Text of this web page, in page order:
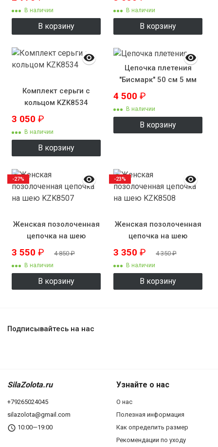
В наличии
В корзину
В наличии
В корзину
Комплект серьги с
кольцом KZK8534
3 050 ₽
В наличии
В корзину
Цепочка плетения
"Бисмарк" 50 см 5 мм
4 500 ₽
В наличии
В корзину
Женская позолоченная
цепочка на шею
KZK8507
3 550 ₽ 4 850₽
В наличии
В корзину
-27%
Женская позолоченная
цепочка на шею
KZK8508
3 350 ₽ 4 350₽
В наличии
В корзину
-23%
Подписывайтесь на нас
SilaZolota.ru
+79265024045
silazolota@gmail.com
10:00—19:00
Узнайте о нас
О нас
Полезная информация
Как определить размер
Рекомендации по уходу